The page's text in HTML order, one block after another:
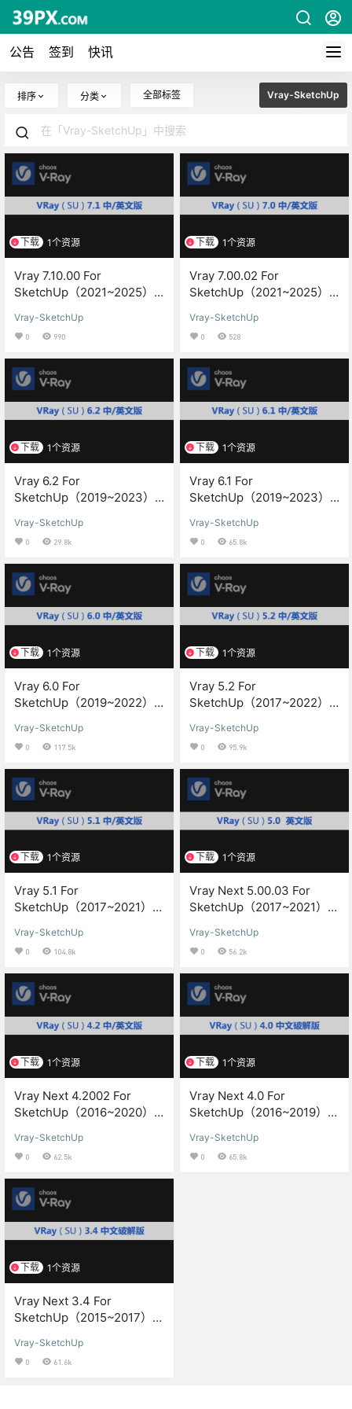
公告 签到 快讯
排序 分类 全部标签 Vray-SketchUp
下载 1个资源
Vray 7.10.00 For
SketchUp（2021~2025）
安装方教程
Vray-SketchUp
0 990
下载 1个资源
Vray 7.00.02 For
SketchUp（2021~2025）
安装方教程
Vray-SketchUp
0 528
下载 1个资源
Vray 6.2 For
SketchUp（2019~2023）
安装方教程
Vray-SketchUp
0 29.8k
下载 1个资源
Vray 6.1 For
SketchUp（2019~2023）
安装方教程
Vray-SketchUp
0 65.8k
下载 1个资源
Vray 6.0 For
SketchUp（2019~2022）
安装方教程
Vray-SketchUp
0 117.5k
下载 1个资源
Vray 5.2 For
SketchUp（2017~2022）
装方教程
Vray-SketchUp
0 95.9k
下载 1个资源
Vray 5.1 For
SketchUp（2017~2021）渲
方教程
Vray-SketchUp
0 104.8k
下载 1个资源
Vray Next 5.00.03 For
SketchUp（2017~2021）渲
程
Vray-SketchUp
0 56.2k
下载 1个资源
Vray Next 4.2002 For
SketchUp（2016~2020）
装方教程
Vray-SketchUp
0 62.5k
下载 1个资源
Vray Next 4.0 For
SketchUp（2016~2019）渲
方教程
Vray-SketchUp
0 65.8k
下载 1个资源
Vray Next 3.4 For
SketchUp（2015~2017）渲
方教程
Vray-SketchUp
0 61.6k